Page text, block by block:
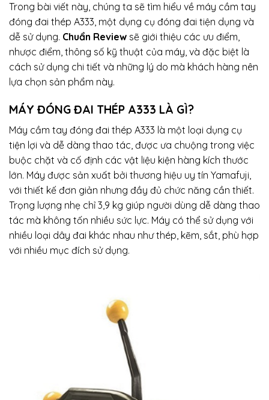
Trong bài viết này, chúng ta sẽ tìm hiểu về máy cầm tay
đóng đai thép A333, một dụng cụ đóng đai tiện dụng và
dễ sử dụng. Chuẩn Review sẽ giới thiệu các ưu điểm,
nhược điểm, thông số kỹ thuật của máy, và đặc biệt là
cách sử dụng chi tiết và những lý do mà khách hàng nên
lựa chọn sản phẩm này.
MÁY ĐÓNG ĐAI THÉP A333 LÀ GÌ?
Máy cầm tay đóng đai thép A333 là một loại dụng cụ
tiện lợi và dễ dàng thao tác, được ưa chuộng trong việc
buộc chặt và cố định các vật liệu kiện hàng kích thước
lớn. Máy được sản xuất bởi thương hiệu uy tín Yamafuji,
với thiết kế đơn giản nhưng đầy đủ chức năng cần thiết.
Trọng lượng nhẹ chỉ 3,9 kg giúp người dùng dễ dàng thao
tác mà không tốn nhiều sức lực. Máy có thể sử dụng với
nhiều loại dây đai khác nhau như thép, kẽm, sắt, phù hợp
với nhiều mục đích sử dụng.